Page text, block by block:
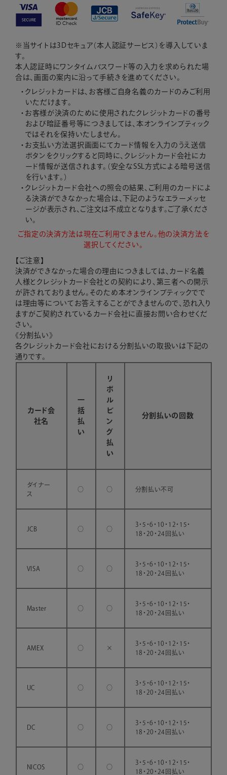
※当サイトは3Dセキュア（本人認証サービス） を導入していま
す。
本人認証時にワンタイムパスワード等の入力を求められた場
合は、画面の案内に沿って手続きを進めてください。
クレジットカードは、お客様ご自身名義のカードのみご利用
いただけます。
お客様が決済のために使用されたクレジットカードの番号
および暗証番号等につきましては、本オンラインブティック
ではそれを保持いたしません。
お支払い方法選択画面にてカード情報を入力のうえ送信
ボタンをクリックすると同時に、クレジットカード会社にカ
ード情報が送信されます。（安全なSSL方式による暗号送信
を行います。）
クレジットカード会社への照会の結果、ご利用のカードによ
る決済ができなかった場合は、下記のようなエラーメッセ
ージが表示され、ご注文は不成立となります。ご了承くださ
い。
ご指定の決済方法は現在ご利用できません。他の決済方法を
選択してください。
【ご注意】
決済ができなかった場合の理由につきましては、カード名義
人様とクレジットカード会社との契約により、第三者への開示
が許されておりません。そのため本オンラインブティックでで
は理由等についてお答えすることができませんので、恐れ入り
ますがご契約されているカード会社に直接お問い合わせくだ
さい。
《分割払い》
各クレジットカード会社における分割払いの取扱いは下記の
通りです。
カード会
社名
一
括
払
い
リ
ボ
ル
ビ
ン
グ
払
い
分割払いの回数
ダイナー
ス
○ ○ 分割払い不可
JCB ○ ○
3・5・6・10・12・15・
18・20・24回払い
VISA ○ ○
3・5・6・10・12・15・
18・20・24回払い
Master ○ ○
3・5・6・10・12・15・
18・20・24回払い
AMEX ○ ×
3・5・6・10・12・15・
18・20・24回払い
UC ○ ○
3・5・6・10・12・15・
18・20・24回払い
DC ○ ○
3・5・6・10・12・15・
18・20・24回払い
NICOS ○ ○
3・5・6・10・12・15・
18・20・24回払い